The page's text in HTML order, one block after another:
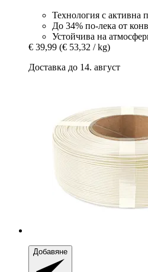
Технология с активна
До 34% по-лека от
Устойчива на
€ 39,99 (€ 53,32 / kg)
Доставка до 14. август
Добавяне